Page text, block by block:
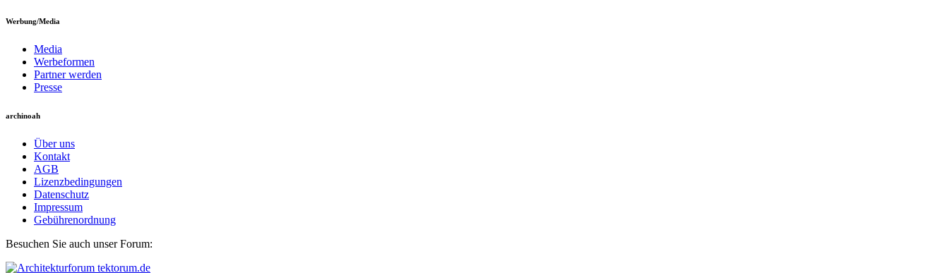
Werbung/Media
Media
Werbeformen
Partner werden
Presse
archinoah
Über uns
Kontakt
AGB
Lizenzbedingungen
Datenschutz
Impressum
Gebührenordnung
Besuchen Sie auch unser Forum: